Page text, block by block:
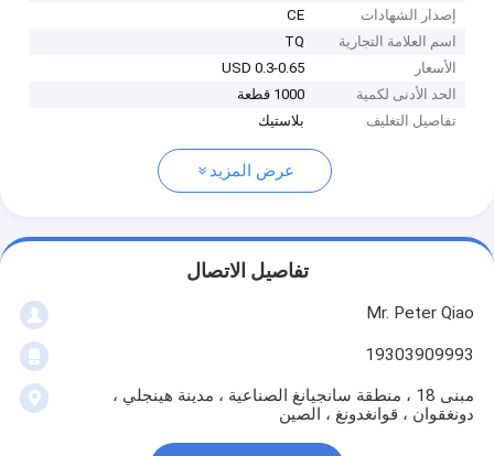
إصدار الشهادات
CE
اسم العلامة التجارية
TQ
الأسعار
USD 0.3-0.65
الحد الأدنى لكمية
1000 قطعة
تفاصيل التغليف
بلاستيك
عرض المزيد
تفاصيل الاتصال
Mr. Peter Qiao
19303909993
مبنى 18 ، منطقة سانجيانغ الصناعية ، مدينة هينجلي ،
دونغقوان ، قوانغدونغ ، الصين